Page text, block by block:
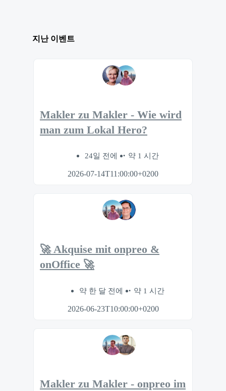
지난 이벤트
Makler zu Makler - Wie wird
man zum Lokal Hero?
24일 전에 약 1 시간
2026-07-14T11:00:00+0200
🚀 Akquise mit onpreo &
onOffice 🚀
약 한 달 전에 약 1 시간
2026-06-23T10:00:00+0200
Makler zu Makler - onpreo im